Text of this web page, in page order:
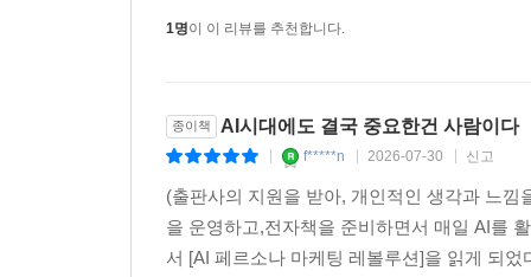
12장. 규모화된 AI 기반 개인화 - 0.3초의 과학 265
개인화의 진화: 3세대 15년의 여정 265
AI 개인화 구현의 핵심 기술 274
AI 개인화의 현실적 도전 283
AI 개인화 - 실제 얼마나 투자해야 하는가? 287
13장. 고객 관계의 미래 - 2024에서 2027로 290
1명이 이 리뷰를 추천합니다.
종이책 AI시대에도 결국 중요한건 사람이다
f*****n 2026-07-30 신고
(출판사의 지원을 받아, 개인적인 생각과 느
을 운영하고,전자책을 준비하면서 매일 AI를
서 [AI 페르소나 마케팅 레볼루션]을 읽게 되